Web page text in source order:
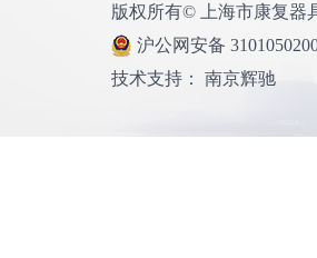
版权所有© 上海市康复器
沪公网安备
技术支持： 南京辉驰